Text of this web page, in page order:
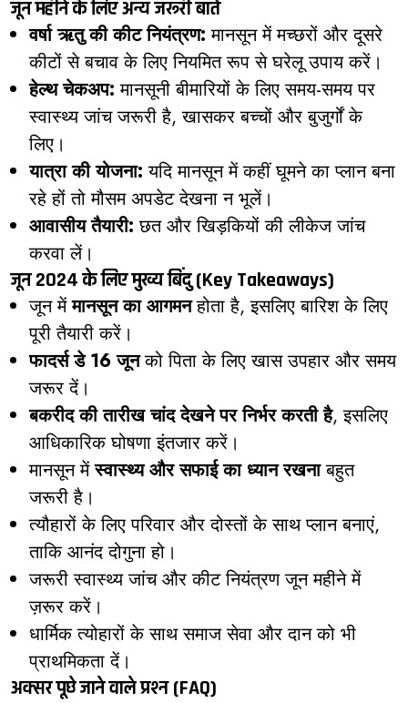
जून महीने के लिए अन्य जरूरी बातें
वर्षा ऋतु की कीट नियंत्रण: मानसून में मच्छरों और दूसरे
कीटों से बचाव के लिए नियमित रूप से घरेलू उपाय करें।
हेल्थ चेकअप: मानसूनी बीमारियों के लिए समय-समय पर
स्वास्थ्य जांच जरूरी है, खासकर बच्चों और बुजुर्गों के
लिए।
यात्रा की योजना: यदि मानसून में कहीं घूमने का प्लान बना
रहे हों तो मौसम अपडेट देखना न भूलें।
आवासीय तैयारी: छत और खिड़कियों की लीकेज जांच
करवा लें।
जून 2024 के लिए मुख्य बिंदु (Key Takeaways)
जून मेंमानसून का आगमनहोता है, इसलिए बारिश के लिए
पूरी तैयारी करें।
फादर्स डे 16 जूनको पिता के लिए खास उपहार और समय
जरूर दें।
बकरीद की तारीख चांद देखने पर निर्भर करती है, इसलिए
आधिकारिक घोषणा इंतजार करें।
मानसून मेंस्वास्थ्य और सफाई का ध्यान रखनाबहुत
जरूरी है।
त्यौहारों के लिए परिवार और दोस्तों के साथ प्लान बनाएं,
ताकि आनंद दोगुना हो।
जरूरी स्वास्थ्य जांच और कीट नियंत्रण जून महीने में
ज़रूर करें।
धार्मिक त्योहारों के साथ समाज सेवा और दान को भी
प्राथमिकता दें।
अक्सर पूछे जाने वाले प्रश्न (FAQ)